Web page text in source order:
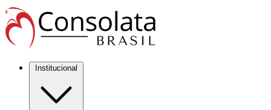
Institucional